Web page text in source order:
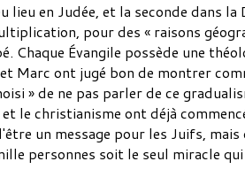
lieu en Judée, et la seconde dans
pour des « raisons
Chaque Évangile possède une
Marc ont jugé bon de montrer
» de ne pas parler de ce
le christianisme ont déjà
un message pour les Juifs,
personnes soit le seul miracle